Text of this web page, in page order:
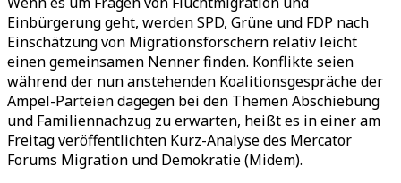
Einbürgerung geht, werden SPD, Grüne und FDP nach
Einschätzung von Migrationsforschern relativ leicht
einen gemeinsamen Nenner finden. Konflikte seien
während der nun anstehenden Koalitionsgespräche der
Ampel-Parteien dagegen bei den Themen Abschiebung
und Familiennachzug zu erwarten, heißt es in einer am
Freitag veröffentlichten Kurz-Analyse des Mercator
Forums Migration und Demokratie (Midem).